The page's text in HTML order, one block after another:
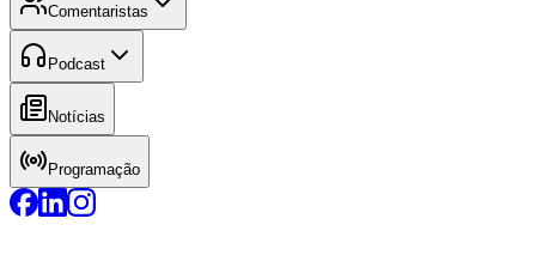
Comentaristas
Podcast
Notícias
Programação